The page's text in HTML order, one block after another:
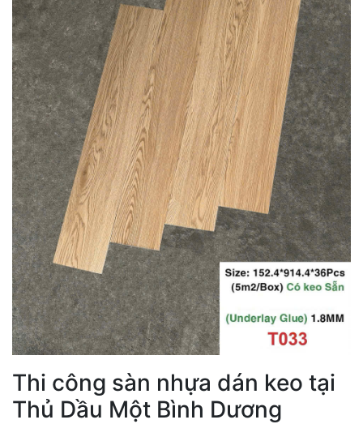
Thi công sàn nhựa dán keo tại
Thủ Dầu Một Bình Dương